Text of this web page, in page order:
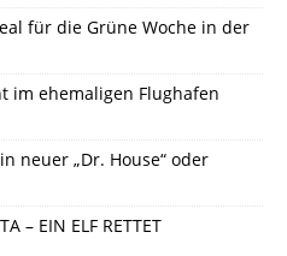
für die Grüne Woche in der
im ehemaligen Flughafen
neuer „Dr. House“ oder
– EIN ELF RETTET